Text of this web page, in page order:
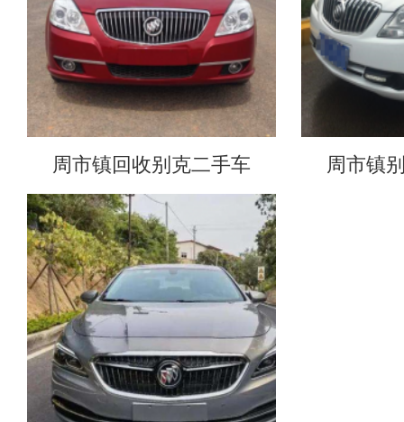
周市镇回收别克二手车 周市镇